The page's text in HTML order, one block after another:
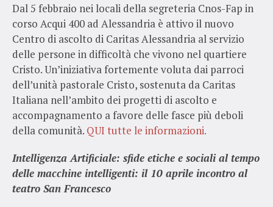
Dal 5 febbraio nei locali della segreteria Cnos-Fap in
corso Acqui 400 ad Alessandria è attivo il nuovo
Centro di ascolto di Caritas Alessandria al servizio
delle persone in difficoltà che vivono nel quartiere
Cristo. Un’iniziativa fortemente voluta dai parroci
dell’unità pastorale Cristo, sostenuta da Caritas
Italiana nell’ambito dei progetti di ascolto e
accompagnamento a favore delle fasce più deboli
della comunità. QUI tutte le informazioni.
Intelligenza Artificiale: sfide etiche e sociali al tempo
delle macchine intelligenti: il 10 aprile incontro al
teatro San Francesco